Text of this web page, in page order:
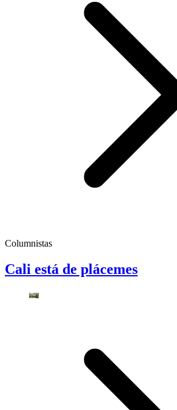
Columnistas
Cali está de plácemes